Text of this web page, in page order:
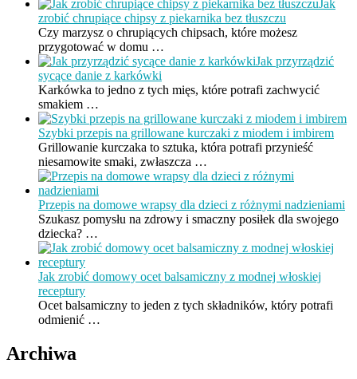
Jak
zrobić chrupiące chipsy z piekarnika bez tłuszczu
Czy marzysz o chrupiących chipsach, które możesz
przygotować w domu …
Jak przyrządzić
sycące danie z karkówki
Karkówka to jedno z tych mięs, które potrafi zachwycić
smakiem …
Szybki przepis na grillowane kurczaki z miodem i imbirem
Grillowanie kurczaka to sztuka, która potrafi przynieść
niesamowite smaki, zwłaszcza …
Przepis na domowe wrapsy dla dzieci z różnymi nadzieniami
Szukasz pomysłu na zdrowy i smaczny posiłek dla swojego
dziecka? …
Jak zrobić domowy ocet balsamiczny z modnej włoskiej
receptury
Ocet balsamiczny to jeden z tych składników, który potrafi
odmienić …
Archiwa